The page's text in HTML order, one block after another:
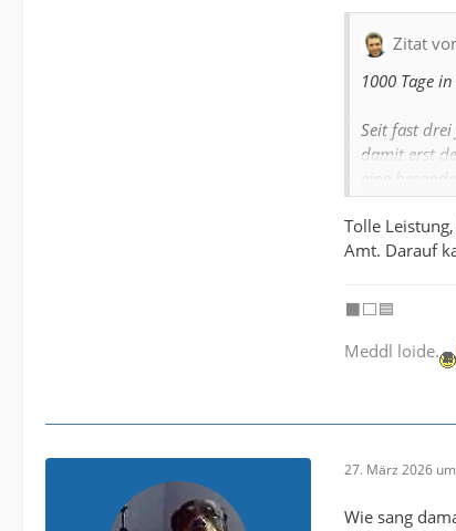
Zitat
1000 Tage
Seit fast
damit erst
🏆
📈
gemeistert.
Und
Tolle
Amt. Darauf
⬛️⬜️🟦
Meddl loide.
27. März 2026
Wie sang